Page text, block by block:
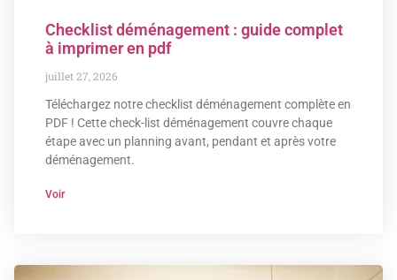
Checklist déménagement : guide complet
à imprimer en pdf
juillet 27, 2026
Téléchargez notre checklist déménagement complète en
PDF ! Cette check-list déménagement couvre chaque
étape avec un planning avant, pendant et après votre
déménagement.
Voir